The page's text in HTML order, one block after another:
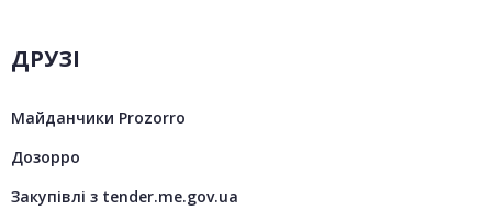
ДРУЗІ
Майданчики Prozorro
Дозорро
Закупівлі з tender.me.gov.ua